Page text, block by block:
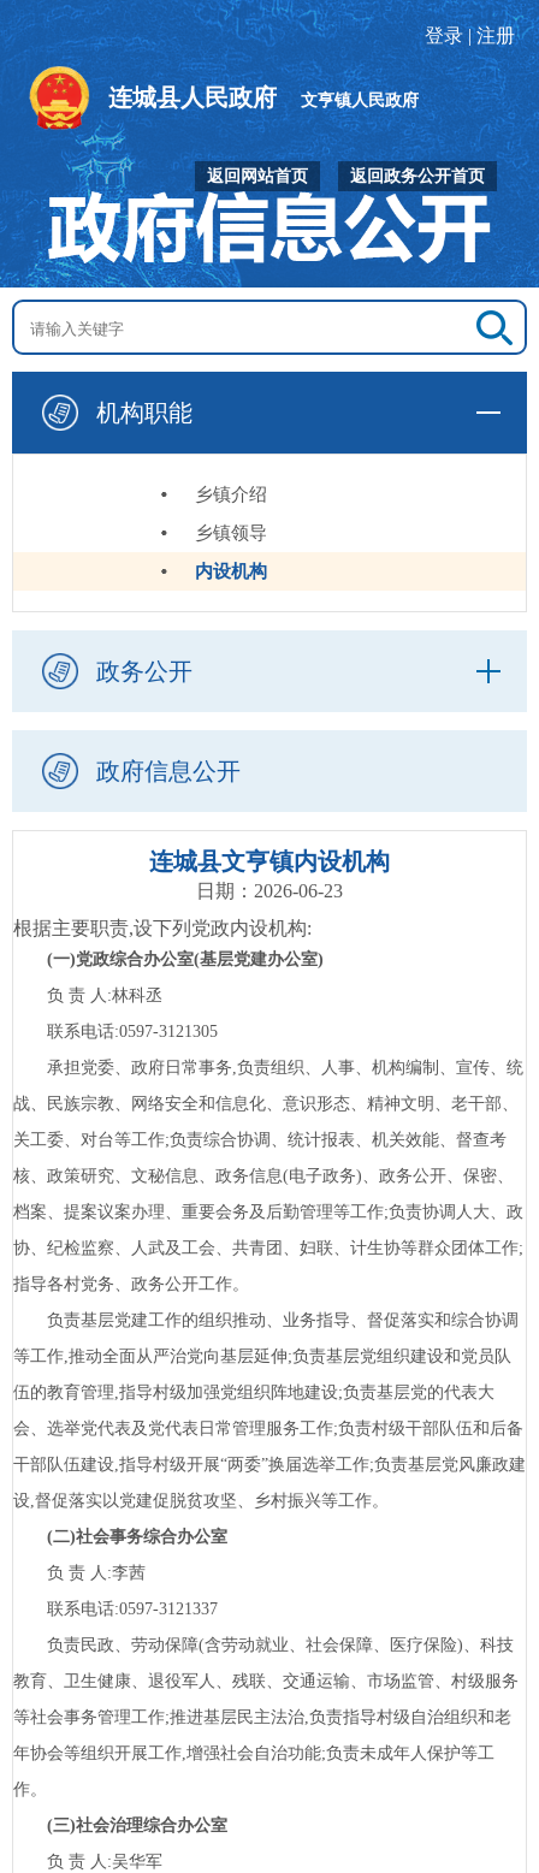
登录|注册
连城县人民政府 文亨镇人民政府
返回政务公开首页
返回网站首页
机构职能
乡镇介绍
乡镇领导
内设机构
政务公开
政府信息公开
连城县文亨镇内设机构
日期：2026-06-23
根据主要职责,设下列党政内设机构:
(一)党政综合办公室(基层党建办公室)
负 责 人:林科丞
联系电话:0597-3121305
承担党委、政府日常事务,负责组织、人事、机构编制、宣传、统
战、民族宗教、网络安全和信息化、意识形态、精神文明、老干部、
关工委、对台等工作;负责综合协调、统计报表、机关效能、督查考
核、政策研究、文秘信息、政务信息(电子政务)、政务公开、保密、
档案、提案议案办理、重要会务及后勤管理等工作;负责协调人大、政
协、纪检监察、人武及工会、共青团、妇联、计生协等群众团体工作;
指导各村党务、政务公开工作。
负责基层党建工作的组织推动、业务指导、督促落实和综合协调
等工作,推动全面从严治党向基层延伸;负责基层党组织建设和党员队
伍的教育管理,指导村级加强党组织阵地建设;负责基层党的代表大
会、选举党代表及党代表日常管理服务工作;负责村级干部队伍和后备
干部队伍建设,指导村级开展“两委”换届选举工作;负责基层党风廉政建
设,督促落实以党建促脱贫攻坚、乡村振兴等工作。
(二)社会事务综合办公室
负 责 人:李茜
联系电话:0597-3121337
负责民政、劳动保障(含劳动就业、社会保障、医疗保险)、科技
教育、卫生健康、退役军人、残联、交通运输、市场监管、村级服务
等社会事务管理工作;推进基层民主法治,负责指导村级自治组织和老
年协会等组织开展工作,增强社会自治功能;负责未成年人保护等工
作。
(三)社会治理综合办公室
负 责 人:吴华军